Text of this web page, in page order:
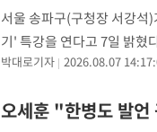
서울 송파구(구청장 서강석
기' 특강을 연다고 7일 밝혔
출산과 육아에 필요한 정보
박대로기자 2026.08.07
오세훈 "한병도 발